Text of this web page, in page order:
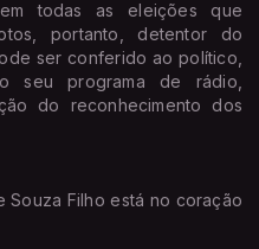
todas as eleições que
portanto, detentor do
ser conferido ao político,
seu programa de rádio,
do reconhecimento dos
Souza Filho está no coração